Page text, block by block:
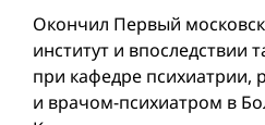
Окончил Первый
институт и впоследствии
при кафедре психиатрии,
и врачом-психиатром в